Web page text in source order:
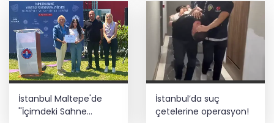
İstanbul Maltepe'de
''İçimdeki Sahne
İstanbul’da suç
çetelerine operasyon!